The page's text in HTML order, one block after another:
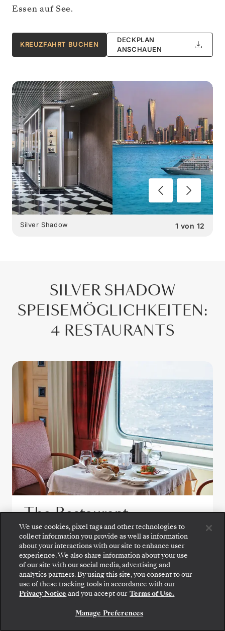
Essen auf See.
KREUZFAHRT BUCHEN
DECKPLAN
ANSCHAUEN
1 von 12
Silver Shadow
SILVER SHADOW
SPEISEMÖGLICHKEITEN:
4 RESTAURANTS
The Restaurant
Jeder Tag im The Restaurant entführt Sie auf
eine neue kulinarische Entdeckungsreise,
die bewährte Klassiker mit kreativen,
reisezielspezifischen Kreationen verbindet
und die Aromen und den Charakter Ihrer
Reise einfängt.
We use cookies, pixel tags and other technologies to
collect information you provide as well as information
about your interactions with our site to enhance user
experience. We also share information about your use
of our site with our social media, advertising and
analytics partners. By using this site, you consent to our
use of these tracking tools in accordance with our
Privacy Notice and you accept our Terms of Use.
Manage Preferences